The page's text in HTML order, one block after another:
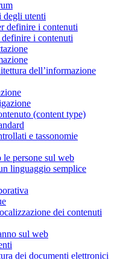
degli utenti
definire i contenuti
i contenuti
dell’informazione
(content type)
e tassonomie
persone sul web
linguaggio semplice
dei contenuti
sul web
dei documenti elettronici